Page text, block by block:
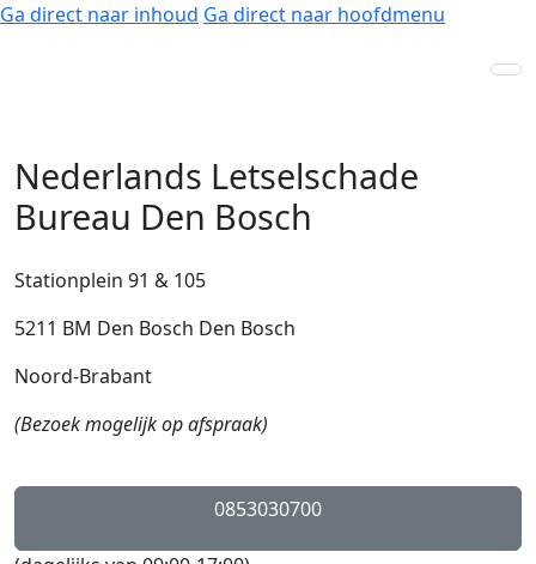
Ga direct naar inhoud Ga direct naar hoofdmenu
Nederlands Letselschade
Bureau Den Bosch
Stationplein 91 & 105
5211 BM Den Bosch Den Bosch
Noord-Brabant
(Bezoek mogelijk op afspraak)
0853030700